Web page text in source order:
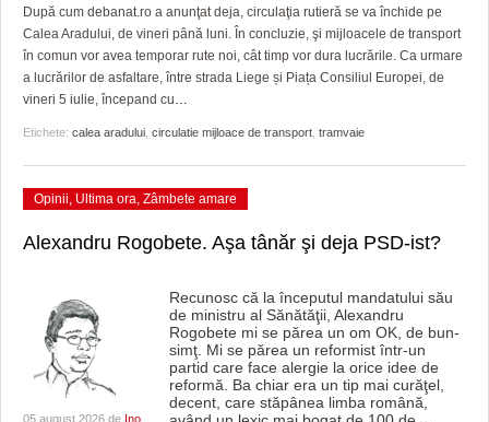
GRĂDINA TAICII DOMNULUI
ZIARISTU’ DE TERASĂ
CU OIŞTEA-N KIERKEGAARD
FINANŢĂRI DE LA A LA Z
CRONICĂ DE FILM
UNDE MERGEM
FILME DOCUMENTARE
CLIPURI VIDEO
ACCIDENTE
ANUNŢURI
INFO SI UTILE
CULTURA
CLIPURI VIDEO
JOCURI ONLINE
După cum debanat.ro a anunţat deja, circulaţia rutieră se va închide pe
Calea Aradului, de vineri până luni. În concluzie, şi mijloacele de transport
în comun vor avea temporar rute noi, cât timp vor dura lucrările. Ca urmare
a lucrărilor de asfaltare, între strada Liege și Piața Consiliul Europei, de
vineri 5 iulie, începand cu…
Etichete: calea aradului circulatie mijloace de transport tramvaie
Opinii, Ultima ora, Zâmbete amare
Alexandru Rogobete. Aşa tânăr şi deja PSD-ist?
05 august 2026 de Ino
Recunosc că la începutul mandatului său
de ministru al Sănătăţii, Alexandru
Rogobete mi se părea un om OK, de bun-
simţ. Mi se părea un reformist într-un
partid care face alergie la orice idee de
reformă. Ba chiar era un tip mai curăţel,
decent, care stăpânea limba română,